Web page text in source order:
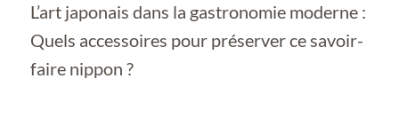
L’art japonais dans la gastronomie moderne :
Quels accessoires pour préserver ce savoir-
faire nippon ?